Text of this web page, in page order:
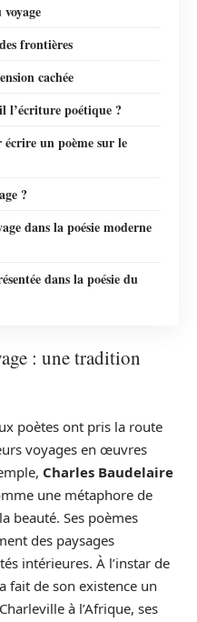
frontières
cachée
l’écriture poétique ?
écrire un poème sur le
?
dans la poésie moderne
dans la poésie du
: une tradition
poètes ont pris la route
voyages en œuvres
Charles Baudelaire
une métaphore de
beauté. Ses poèmes
des paysages
intérieures. À l’instar de
a fait de son existence un
à l’Afrique, ses